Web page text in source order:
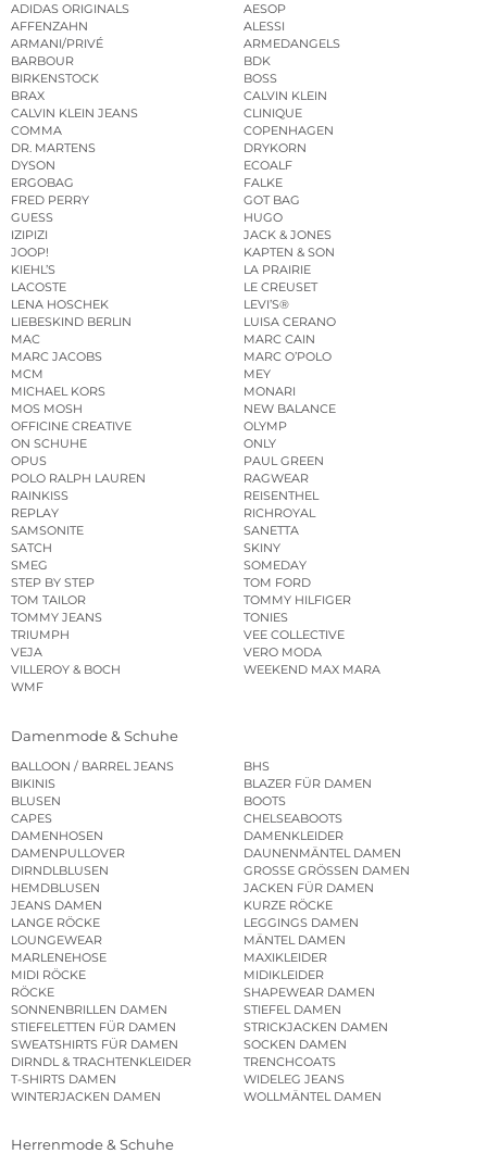
ADIDAS ORIGINALS
AESOP
AFFENZAHN
ALESSI
ARMANI/PRIVÉ
ARMEDANGELS
BARBOUR
BDK
BIRKENSTOCK
BOSS
BRAX
CALVIN KLEIN
CALVIN KLEIN JEANS
CLINIQUE
COMMA
COPENHAGEN
DR. MARTENS
DRYKORN
DYSON
ECOALF
ERGOBAG
FALKE
FRED PERRY
GOT BAG
GUESS
HUGO
IZIPIZI
JACK & JONES
JOOP!
KAPTEN & SON
KIEHL’S
LA PRAIRIE
LACOSTE
LE CREUSET
LENA HOSCHEK
LEVI’S®
LIEBESKIND BERLIN
LUISA CERANO
MAC
MARC CAIN
MARC JACOBS
MARC O’POLO
MCM
MEY
MICHAEL KORS
MONARI
MOS MOSH
NEW BALANCE
OFFICINE CREATIVE
OLYMP
ON SCHUHE
ONLY
OPUS
PAUL GREEN
POLO RALPH LAUREN
RAGWEAR
RAINKISS
REISENTHEL
REPLAY
RICHROYAL
SAMSONITE
SANETTA
SATCH
SKINY
SMEG
SOMEDAY
STEP BY STEP
TOM FORD
TOM TAILOR
TOMMY HILFIGER
TOMMY JEANS
TONIES
TRIUMPH
VEE COLLECTIVE
VEJA
VERO MODA
VILLEROY & BOCH
WEEKEND MAX MARA
WMF
Damenmode & Schuhe
BALLOON / BARREL JEANS
BHS
BIKINIS
BLAZER FÜR DAMEN
BLUSEN
BOOTS
CAPES
CHELSEABOOTS
DAMENHOSEN
DAMENKLEIDER
DAMENPULLOVER
DAUNENMÄNTEL DAMEN
DIRNDLBLUSEN
GROSSE GRÖSSEN DAMEN
HEMDBLUSEN
JACKEN FÜR DAMEN
JEANS DAMEN
KURZE RÖCKE
LANGE RÖCKE
LEGGINGS DAMEN
LOUNGEWEAR
MÄNTEL DAMEN
MARLENEHOSE
MAXIKLEIDER
MIDI RÖCKE
MIDIKLEIDER
RÖCKE
SHAPEWEAR DAMEN
SONNENBRILLEN DAMEN
STIEFEL DAMEN
STIEFELETTEN FÜR DAMEN
STRICKJACKEN DAMEN
SWEATSHIRTS FÜR DAMEN
SOCKEN DAMEN
DIRNDL & TRACHTENKLEIDER
TRENCHCOATS
T-SHIRTS DAMEN
WIDELEG JEANS
WINTERJACKEN DAMEN
WOLLMÄNTEL DAMEN
Herrenmode & Schuhe